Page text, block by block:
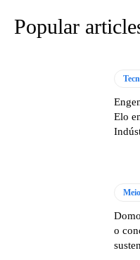
Popular
Elo
o